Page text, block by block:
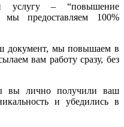
услугу – “повышение
мы предоставляем 100%
документ, мы повышаем в
вам работу сразу, без
вы лично получили ваш
и убедились в